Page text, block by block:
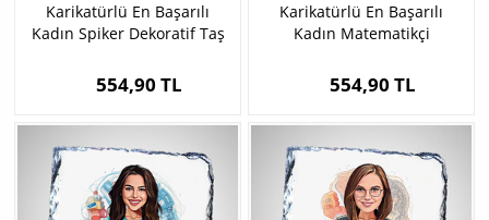
Karikatürlü En Başarılı
Kadın Spiker Dekoratif Taş
554,90 TL
Karikatürlü En Başarılı
Kadın Matematikçi
554,90 TL